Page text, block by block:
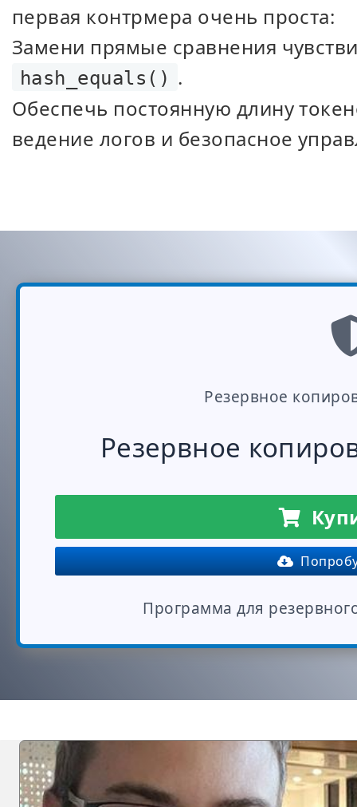
первая контрмера очень проста:
Замени прямые сравнения
hash_equals() .
Обеспечь постоянную длину
ведение логов и безопасное
Резервное
Резервное
Программа для